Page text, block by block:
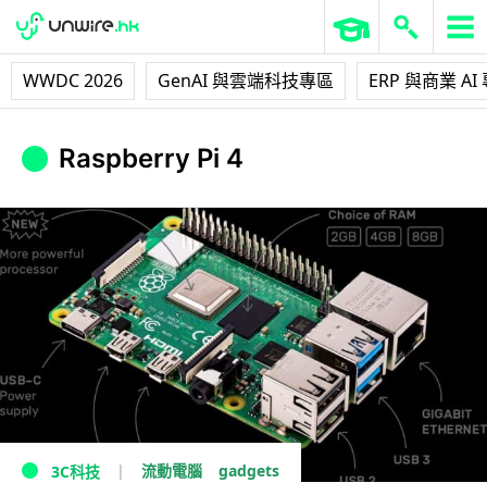
WWDC 2026 GenAI 與雲端科技專區 ERP 與商業 AI
Raspberry Pi 4
3C科技 流動電腦 gadgets